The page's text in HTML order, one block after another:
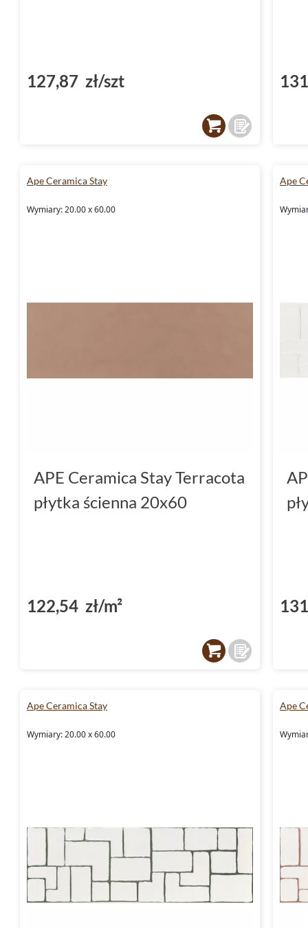
127,87 zł/szt
Ape Ceramica Stay
Wymiary: 20.00 x 60.00
APE Ceramica Stay Terracota
płytka ścienna 20x60
122,54 zł/m²
Ape
Ape Ceramica Stay
Wymiary: 20.00 x 60.00
Ape